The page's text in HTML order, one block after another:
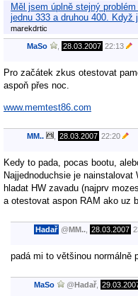
Měl jsem úplně stejný
jednu 333 a druhou 400. Když
marekdrtic
MaSo 28.03.2007 22:13
Pro začátek zkus otestovat
aspoň přes noc.
www.memtest86.com
MM.. 28.03.2007 22:20
Kedy to pada, pocas bootu,
Najjednoduchsie je
hladat HW zavadu (najprv
a otestovat aspon RAM ako uz
Hadař @MM.. 28.03.2007
padá mi to většinou normálně
MaSo @Hadař